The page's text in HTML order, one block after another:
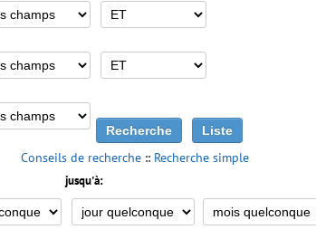
Conseils de recherche :: Recherche simple
jusqu'à: